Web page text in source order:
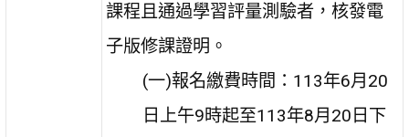
課程且通過學習評量測驗者，核發電
子版修課證明。
(一)報名繳費時間：113年6月20
日上午9時起至113年8月20日下